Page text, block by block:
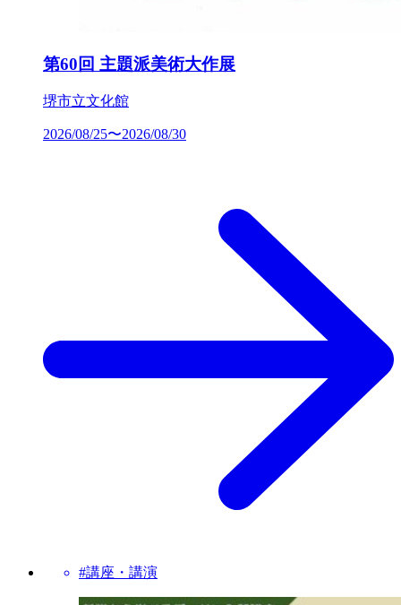
第60回 主題派美術大作展
堺市立文化館
2026/08/25〜2026/08/30
#講座・講演